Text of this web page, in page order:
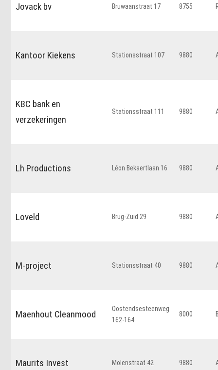
Jovack bv Bruwaanstraat 17 8755
Kantoor Kiekens Stationsstraat 107 9880
KBC bank en
verzekeringen
Stationsstraat 111 9880
Lh Productions Léon Bekaertlaan 16 9880
Loveld Brug-Zuid 29 9880
M-project Stationsstraat 40 9880
Maenhout Cleanmood
Oostendsesteenweg
162-164
8000
Maurits Invest Molenstraat 42 9880